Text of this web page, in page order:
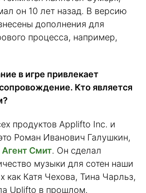
он 10 лет назад. В версию
дополнения для
процесса, например,
в игре привлекает
Кто является
продуктов Applifto Inc. и
Роман Иванович Галушкин,
Агент Смит. Он сделал
музыки для сотен наши
как Катя Чехова, Тина Чарльз,
Uplifto в прошлом.